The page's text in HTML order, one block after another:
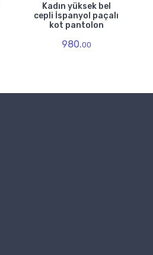
Kadın yüksek bel
cepli İspanyol paçalı
kot pantolon
980.00